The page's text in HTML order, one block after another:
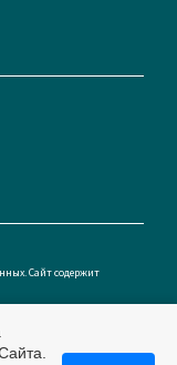
Сайт содержит